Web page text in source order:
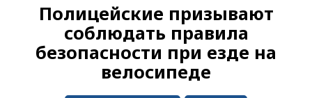
Полицейские призывают
соблюдать правила
безопасности при езде на
велосипеде